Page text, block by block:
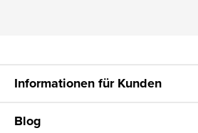
Informationen für Kunden
Blog